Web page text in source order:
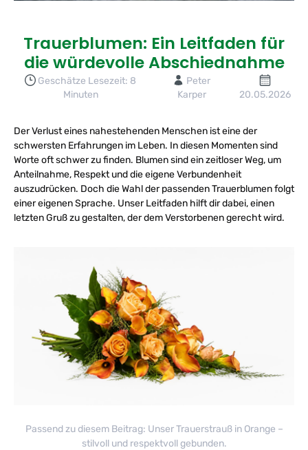
Trauerblumen: Ein Leitfaden für
die würdevolle Abschiednahme
Geschätze Lesezeit: 8
Minuten
Peter
Karper
20.05.2026
Der Verlust eines nahestehenden Menschen ist eine der
schwersten Erfahrungen im Leben. In diesen Momenten sind
Worte oft schwer zu finden. Blumen sind ein zeitloser Weg, um
Anteilnahme, Respekt und die eigene Verbundenheit
auszudrücken. Doch die Wahl der passenden Trauerblumen folgt
einer eigenen Sprache. Unser Leitfaden hilft dir dabei, einen
letzten Gruß zu gestalten, der dem Verstorbenen gerecht wird.
Passend zu diesem Beitrag: Unser Trauerstrauß in Orange –
stilvoll und respektvoll gebunden.